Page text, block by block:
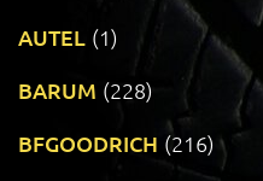
AUTEL (1)
BARUM (228)
BFGOODRICH (216)